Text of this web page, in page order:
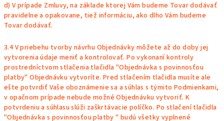
d) V prípade Zmluvy, na základe ktorej Vám budeme Tovar dodávať
pravidelne a opakovane, tiež informáciu, ako dlho Vám budeme
Tovar dodávať.
3.4 V priebehu tvorby návrhu Objednávky môžete až do doby jej
vytvorenia údaje meniť a kontrolovať. Po vykonaní kontroly
prostredníctvom stlačenia tlačidla "Objednávka s povinnosťou
platby" Objednávku vytvoríte. Pred stlačením tlačidla musíte ale
ešte potvrdiť Vaše oboznámenie sa a súhlas s týmito Podmienkami,
v opačnom prípade nebude možné Objednávku vytvoriť. K
potvrdeniu a súhlasu slúži zaškrtávacie políčko. Po stlačení tlačidla
"Objednávka s povinnosťou platby " budú všetky vyplnené